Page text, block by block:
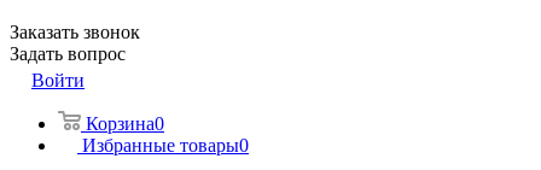
Заказать звонок
Задать вопрос
Войти
Корзина0
Избранные товары0